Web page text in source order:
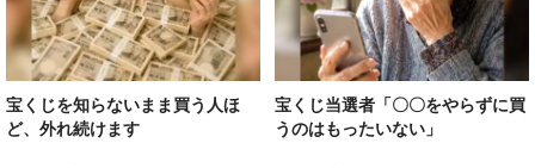
宝くじを知らないまま買う人ほ
ど、外れ続けます
宝くじ当選者「〇〇をやらずに買
うのはもったいない」